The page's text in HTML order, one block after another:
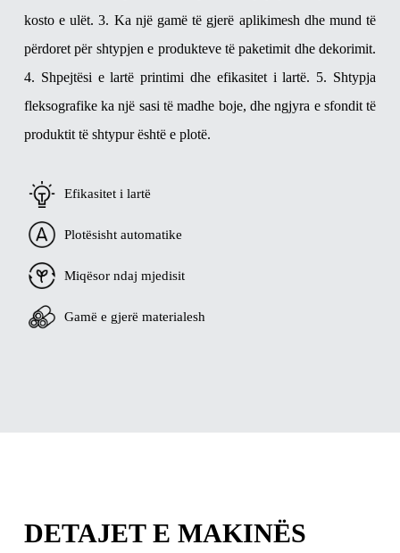
kosto e ulët. 3. Ka një gamë të gjerë aplikimesh dhe mund të
përdoret për shtypjen e produkteve të paketimit dhe dekorimit.
4. Shpejtësi e lartë printimi dhe efikasitet i lartë. 5. Shtypja
fleksografike ka një sasi të madhe boje, dhe ngjyra e sfondit të
produktit të shtypur është e plotë.
Efikasitet i lartë
Plotësisht automatike
Miqësor ndaj mjedisit
Gamë e gjerë materialesh
DETAJET E MAKINËS